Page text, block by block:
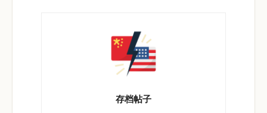
存档帖子